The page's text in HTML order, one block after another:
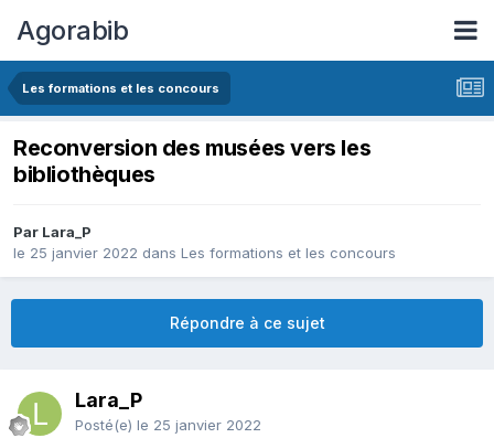
Agorabib
Les formations et les concours
Reconversion des musées vers les
bibliothèques
Par Lara_P
le 25 janvier 2022 dans Les formations et les concours
Répondre à ce sujet
Lara_P
Posté(e) le 25 janvier 2022